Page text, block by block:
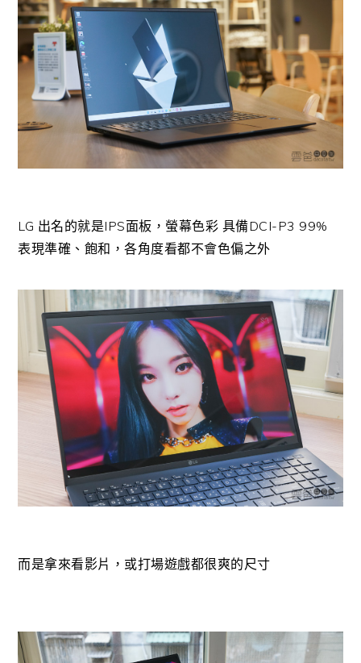
LG 出名的就是IPS面板，螢幕色彩 具備DCI-P3 99%
表現準確、飽和，各角度看都不會色偏之外
而是拿來看影片，或打場遊戲都很爽的尺寸